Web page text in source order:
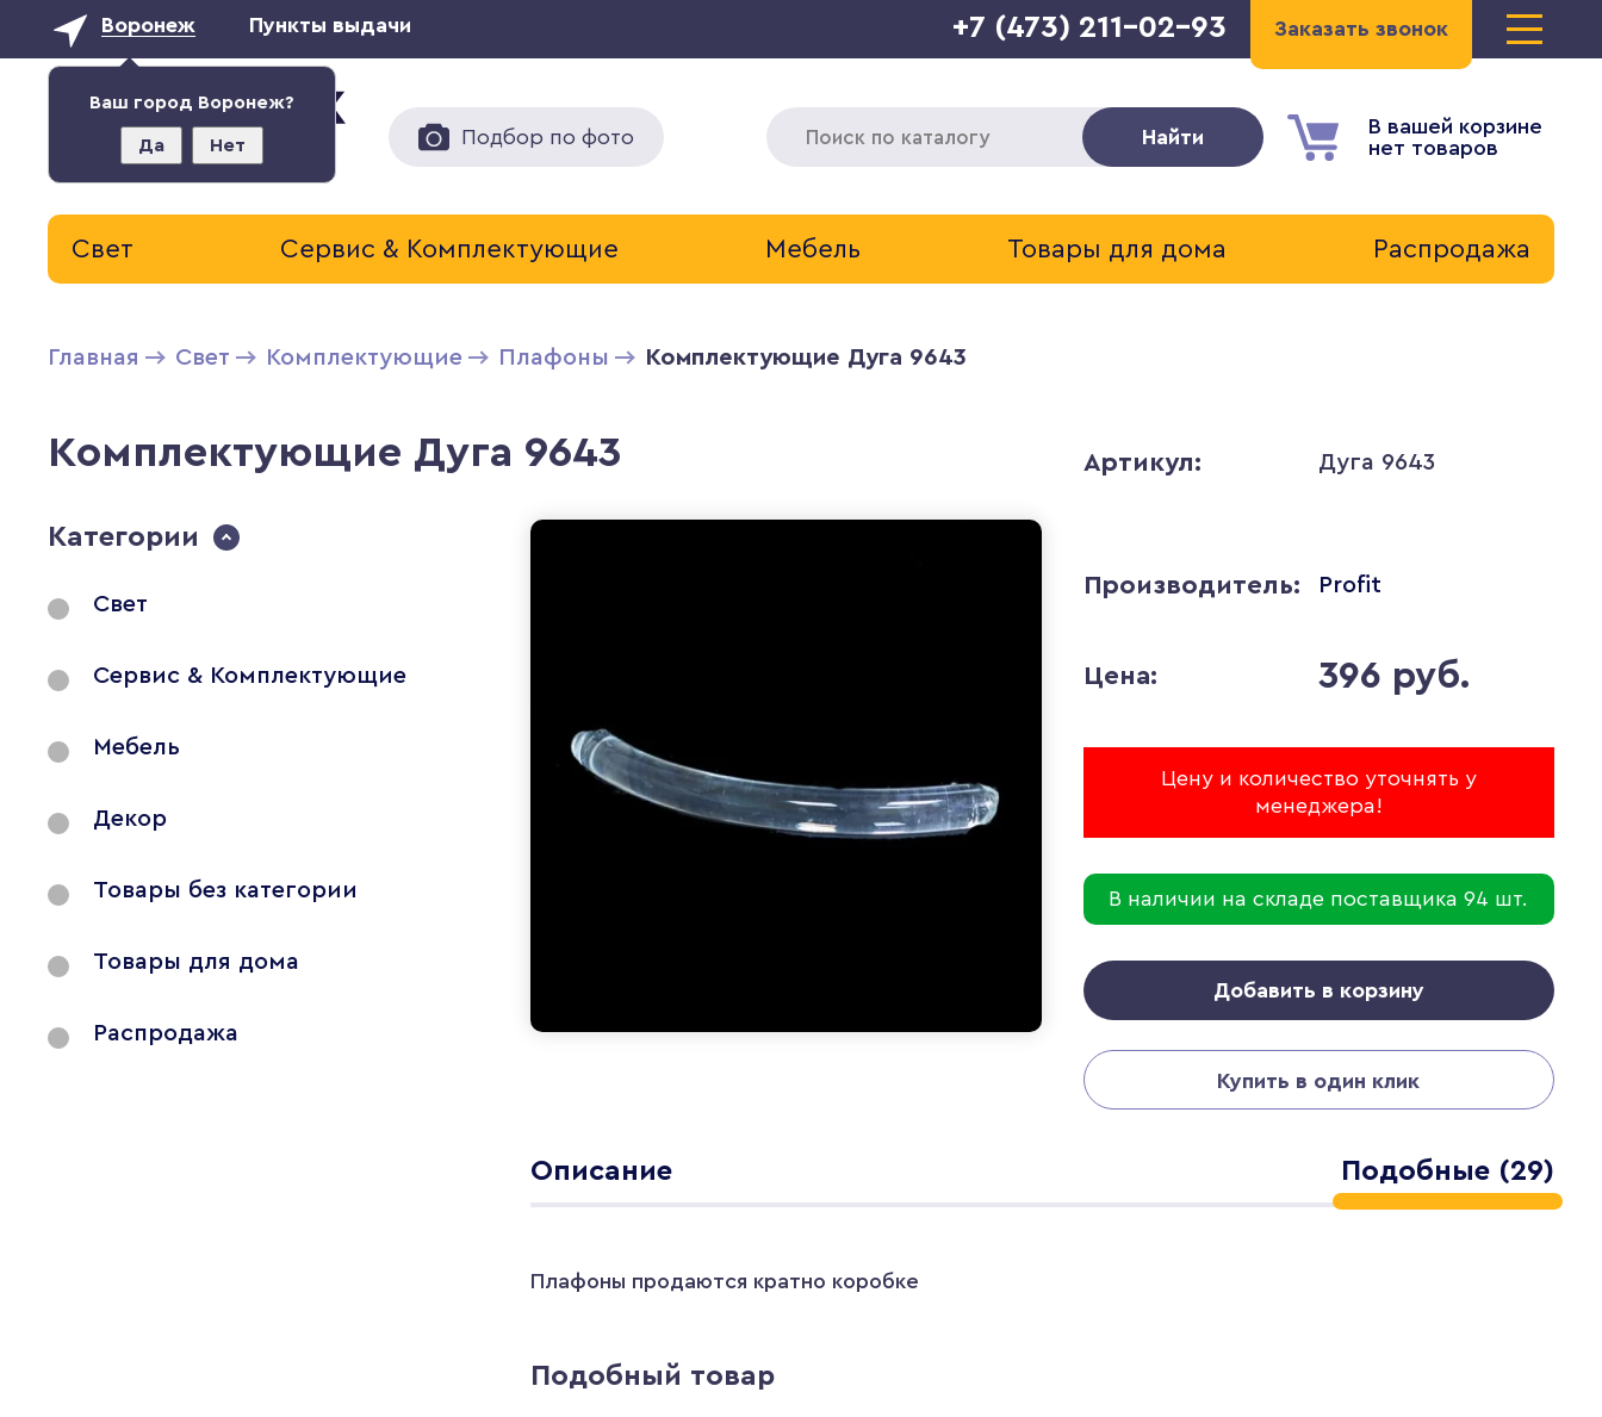
Воронеж
Ваш город Воронеж?
Да Нет
Пункты выдачи Заказать звонок
+7 (473) 211-02-93
Подбор по фото
В вашей корзине
нет товаров
Найти
Свет Сервис & Комплектующие Мебель Товары для дома Распродажа
Главная Свет Комплектующие Плафоны Комплектующие Дуга 9643
Комплектующие Дуга 9643
Категории
Свет
Сервис & Комплектующие
Мебель
Декор
Товары без категории
Товары для дома
Распродажа
Артикул: Дуга 9643
Производитель: Profit
Цена: 396 руб.
Цену и количество уточнять у
менеджера!
В наличии на складе поставщика 94 шт.
Добавить в корзину
Купить в один клик
Описание Подобные (29)
Плафоны продаются кратно коробке
Подобный товар